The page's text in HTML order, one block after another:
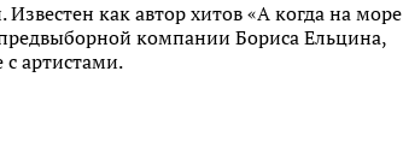
как автор хитов «А когда на море
предвыборной компании Бориса Ельцина,
с артистами.